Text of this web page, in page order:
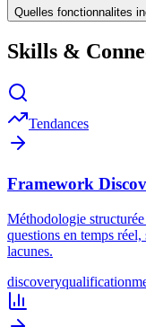
Quelles fonctionnalites
Skills &
Tendances
Framework
Méthodologie
questions en temps
lacunes.
discoveryqualification